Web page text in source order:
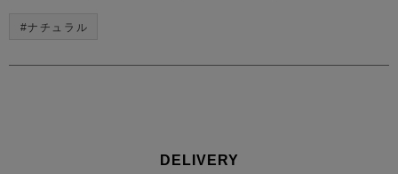
#ナチュラル
DELIVERY